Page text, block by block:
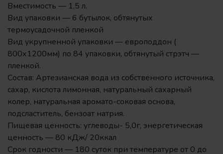
Вместимость — 1,5 л.
Вид упаковки — 6 бутылок, обтянутых
термоусадочной пленкой
Вид укрупненной упаковки — европоддон (
800х1200мм) по 84 упаковки, обтянутый стрэтч —
пленкой.
Состав: Артезианская вода из собственного источника,
сахар, кислота лимонная, натуральный сахарный
колер, натуральная аромато-соковая основа,
подсластитель, бензоат натрия.
Пищевая ценность: углеводы- 5,0г, энергетическая
ценность — 80 кДж/ 20ккал
Срок годности — 180 суток при температуре от 0 до